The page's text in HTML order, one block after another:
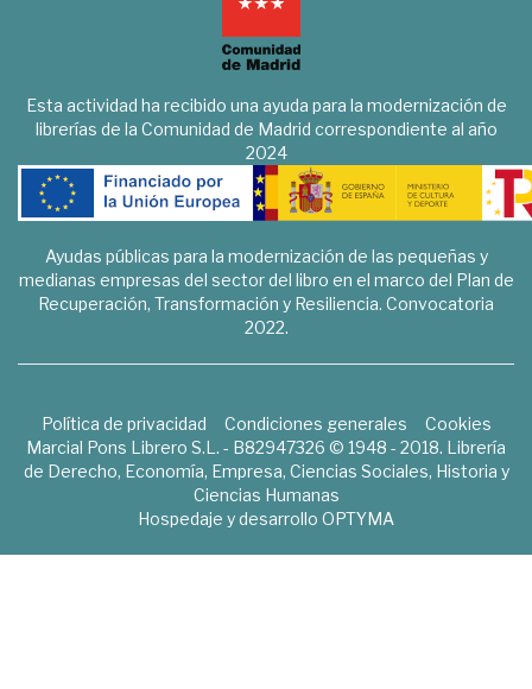
Esta actividad ha recibido una ayuda para la modernización de
librerías de la Comunidad de Madrid correspondiente al año
2024
Ayudas públicas para la modernización de las pequeñas y
medianas empresas del sector del libro en el marco del Plan de
Recuperación, Transformación y Resiliencia. Convocatoria
2022.
Política de privacidad Condiciones generales
Cookies
Marcial Pons Librero S.L. - B82947326 © 1948 - 2018. Librería
de Derecho, Economía, Empresa, Ciencias Sociales, Historia y
Ciencias Humanas
Hospedaje y desarrollo OPTYMA